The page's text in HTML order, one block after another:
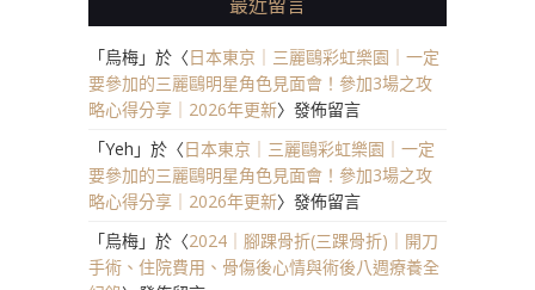
「烏梅」於〈日本東京｜三麗鷗彩虹樂園｜一定
要參加的三麗鷗明星角色見面會！參加3場之攻
略心得分享｜2026年更新〉發佈留言
「Yeh 」於〈日本東京｜三麗鷗彩虹樂園｜一定
要參加的三麗鷗明星角色見面會！參加3場之攻
略心得分享｜2026年更新〉發佈留言
「烏梅」於〈2024｜腳踝骨折(三踝骨折)｜開刀
手術、住院費用、骨傷後心情與術後八週療養全